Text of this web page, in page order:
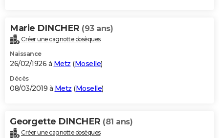
Marie DINCHER (93 ans)
Créer une cagnotte obsèques
Naissance
26/02/1926 à Metz (Moselle)
Décès
08/03/2019 à Metz (Moselle)
Georgette DINCHER (81 ans)
Créer une cagnotte obsèques